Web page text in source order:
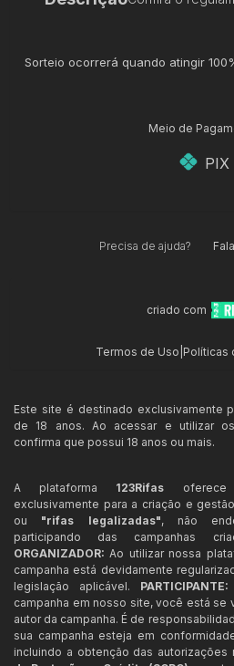
Sorteio ocorrerá quando atingir
Meio de
PIX
Precisa de ajuda?
criado com
Termos de Uso Políticas
Este site é destinado exclusivamente
de 18 anos. Ao acessar e utilizar
confirma que possui 18 anos ou mais.
A plataforma 123Rifas oferece
exclusivamente para a criação e
ou "rifas legalizadas", não
participando das campanhas
ORGANIZADOR: Ao utilizar nossa
campanha está devidamente
legislação aplicável. PARTICIPANTE:
campanha em nosso site, você está se
autor da campanha. É de
sua campanha esteja em
incluindo a obtenção das autorizações